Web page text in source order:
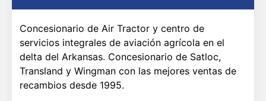
Concesionario de Air Tractor y centro de
servicios integrales de aviación agrícola en el
delta del Arkansas. Concesionario de Satloc,
Transland y Wingman con las mejores ventas de
recambios desde 1995.